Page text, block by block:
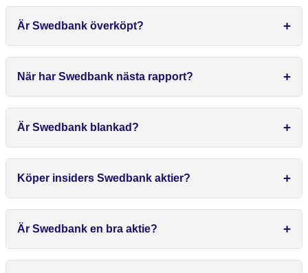
Är Swedbank överköpt?
När har Swedbank nästa rapport?
Är Swedbank blankad?
Köper insiders Swedbank aktier?
Är Swedbank en bra aktie?